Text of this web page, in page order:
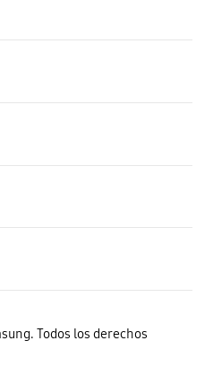
Todos los derechos